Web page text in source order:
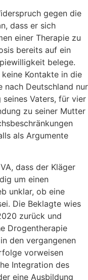
gegen die
dass er sich
einer Therapie zu
bereits auf ein
belege.
Kontakte in die
nach Deutschland nur
Vaters, für vier
zu seiner Mutter
als Argumente
dass der Kläger
um einen
unklar, ob eine
Die Beklagte wies
zurück und
Drogentherapie
den vergangenen
vorweisen
Integration des
eine Ausbildung